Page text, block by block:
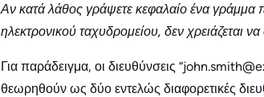
Αν κατά λάθος γράψετε κεφαλαίο ένα γράμμα
ηλεκτρονικού ταχυδρομείου, δεν χρειάζεται
Για παράδειγμα, οι διευθύνσεις
θεωρηθούν ως δύο εντελώς διαφορετικές